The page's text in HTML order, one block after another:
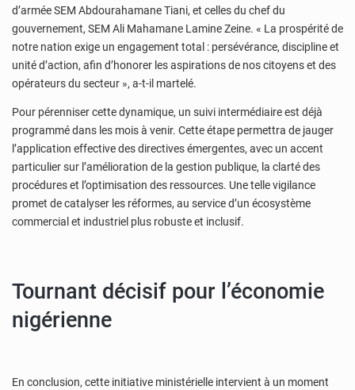
d’armée SEM Abdourahamane Tiani, et celles du chef du
gouvernement, SEM Ali Mahamane Lamine Zeine. « La prospérité de
notre nation exige un engagement total : persévérance, discipline et
unité d’action, afin d’honorer les aspirations de nos citoyens et des
opérateurs du secteur », a-t-il martelé.
Pour pérenniser cette dynamique, un suivi intermédiaire est déjà
programmé dans les mois à venir. Cette étape permettra de jauger
l’application effective des directives émergentes, avec un accent
particulier sur l’amélioration de la gestion publique, la clarté des
procédures et l’optimisation des ressources. Une telle vigilance
promet de catalyser les réformes, au service d’un écosystème
commercial et industriel plus robuste et inclusif.
Tournant décisif pour l’économie
nigérienne
En conclusion, cette initiative ministérielle intervient à un moment